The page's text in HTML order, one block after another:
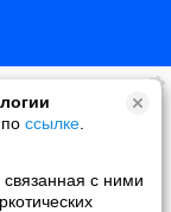
ссылке
связанная с ними